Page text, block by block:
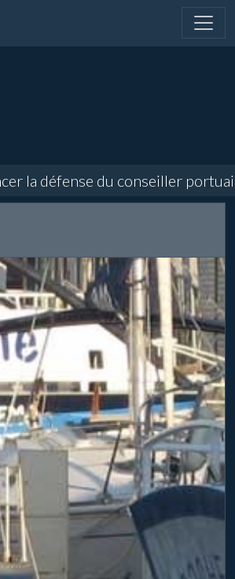
du conseiller portuaire et